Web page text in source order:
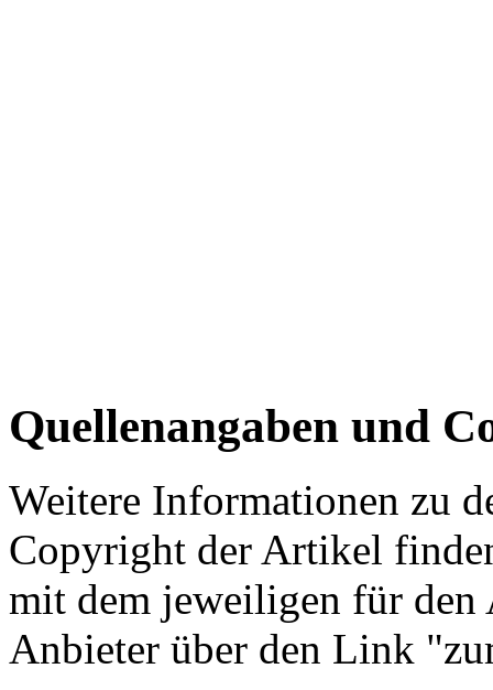
Quellenangaben und
Weitere Informationen zu
Copyright der Artikel
mit dem jeweiligen für
Anbieter über den Link